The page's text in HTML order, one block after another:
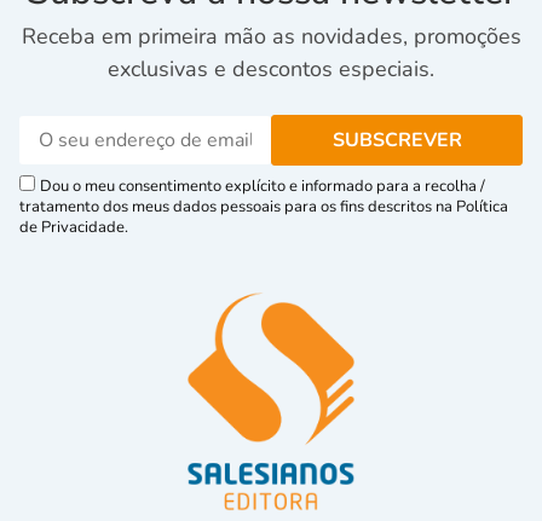
Receba em primeira mão as novidades, promoções
exclusivas e descontos especiais.
Dou o meu consentimento explícito e informado para a recolha /
tratamento dos meus dados pessoais para os fins descritos na Política
de Privacidade.